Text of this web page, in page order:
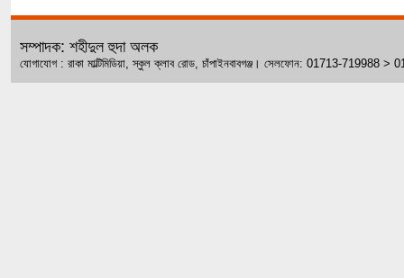
সম্পাদক: শহীদুল হুদা অলক
যোগাযোগ : রাকা মাল্টিমিডিয়া, স্কুল ক্লাব রোড, চাঁপাইনবাবগঞ্জ। সেলফোন: 01713-